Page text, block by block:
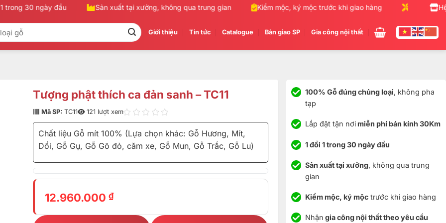
30 ngày đầu Sản xuất tại xưởng, không qua trung gian Kiểm mộc, ký mộc trước khi giao hàng Nhận gia
Giới thiệu Tin tức Catalogue Bàn giao SP Gia công nội thất
100% Gỗ đúng chủng loại, không pha
tạp
Lắp đặt tận nơimiễn phí bán kính 30Km
1 đổi 1 trong 30 ngày đầu
Sản xuất tại xưởng, không qua trung
gian
Kiểm mộc, ký mộctrước khi giao hàng
Nhận gia công nội thất theo yêu cầu
Tượng phật thích ca đản sanh – TC11
Mã SP: TC11 121 lượt xem
Chất liệu Gỗ mít 100% (Lựa chọn khác: Gỗ Hương, Mít,
Dổi, Gỗ Gụ, Gỗ Gõ đỏ, căm xe, Gỗ Mun, Gỗ Trắc, Gỗ Lu)
12.960.000 ₫